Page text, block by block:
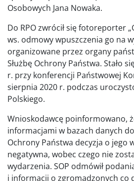
Osobowych Jana Nowaka.
Do RPO zwrócił się fotoreporter
ws. odmowy wpuszczenia go na
organizowane przez organy
Służbę Ochrony Państwa. Stało
r. przy konferencji Państwowej
sierpnia 2020 r. podczas
Polskiego.
Wnioskodawcę poinformowano,
informacjami w bazach danych
Ochrony Państwa decyzja o jego
negatywna, wobec czego nie
wydarzenia. SOP odmówił
i informacji o zgromadzonych co